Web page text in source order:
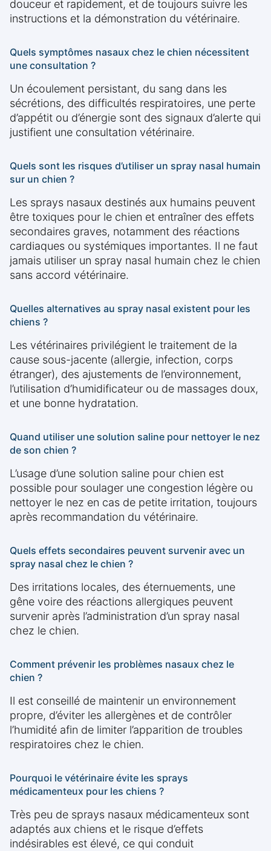
douceur et rapidement, et de toujours suivre les
instructions et la démonstration du vétérinaire.
Quels symptômes nasaux chez le chien nécessitent
une consultation ?
Un écoulement persistant, du sang dans les
sécrétions, des difficultés respiratoires, une perte
d’appétit ou d’énergie sont des signaux d’alerte qui
justifient une consultation vétérinaire.
Quels sont les risques d’utiliser un spray nasal humain
sur un chien ?
Les sprays nasaux destinés aux humains peuvent
être toxiques pour le chien et entraîner des effets
secondaires graves, notamment des réactions
cardiaques ou systémiques importantes. Il ne faut
jamais utiliser un spray nasal humain chez le chien
sans accord vétérinaire.
Quelles alternatives au spray nasal existent pour les
chiens ?
Les vétérinaires privilégient le traitement de la
cause sous-jacente (allergie, infection, corps
étranger), des ajustements de l’environnement,
l’utilisation d’humidificateur ou de massages doux,
et une bonne hydratation.
Quand utiliser une solution saline pour nettoyer le nez
de son chien ?
L’usage d’une solution saline pour chien est
possible pour soulager une congestion légère ou
nettoyer le nez en cas de petite irritation, toujours
après recommandation du vétérinaire.
Quels effets secondaires peuvent survenir avec un
spray nasal chez le chien ?
Des irritations locales, des éternuements, une
gêne voire des réactions allergiques peuvent
survenir après l’administration d’un spray nasal
chez le chien.
Comment prévenir les problèmes nasaux chez le
chien ?
Il est conseillé de maintenir un environnement
propre, d’éviter les allergènes et de contrôler
l’humidité afin de limiter l’apparition de troubles
respiratoires chez le chien.
Pourquoi le vétérinaire évite les sprays
médicamenteux pour les chiens ?
Très peu de sprays nasaux médicamenteux sont
adaptés aux chiens et le risque d’effets
indésirables est élevé, ce qui conduit